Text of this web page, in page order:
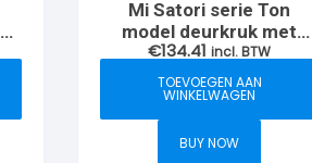
Mi Satori serie Ton
model deurkruk met
vierkant krukrozet,
Zwart/ebben
€134.41 incl. BTW
TOEVOEGEN AAN
WINKELWAGEN
BUY NOW